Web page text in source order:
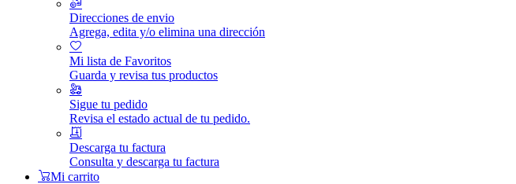
Direcciones de envio
Agrega, edita y/o elimina una dirección
Mi lista de Favoritos
Guarda y revisa tus productos
Sigue tu pedido
Revisa el estado actual de tu pedido.
Descarga tu factura
Consulta y descarga tu factura
Mi carrito